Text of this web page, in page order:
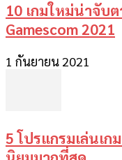
10 เกมใหม่น่าจับ
Gamescom 2021
1 กันยายน 2021
5 โปรแกรมเล่นเ